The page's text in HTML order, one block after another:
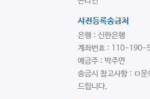
사전등록송금처
은행 : 신한은행
계좌번호 : 110-190-
예금주 : 박주연
송금시 참고사항 : ㅁ
드립니다.